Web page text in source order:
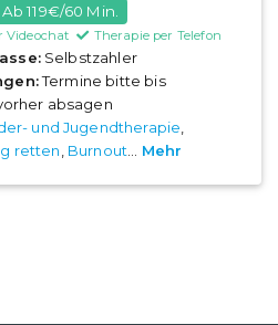
Ab 119€/60 Min.
Videochat Therapie per Telefon
Selbstzahler
Termine bitte bis
absagen
und Jugendtherapie
retten Burnout Mehr